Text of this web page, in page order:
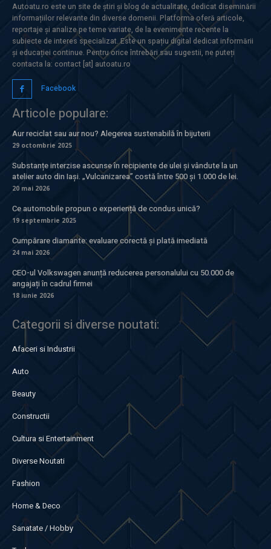
Autoatu.ro este un site de știri și blog de actualitate, dedicat diseminării
informațiilor relevante din diverse domenii. Platforma oferă articole,
reportaje și analize pe teme variate, de la evenimente recente la
subiecte de interes specializat. Este un spațiu digital dedicat informării
și educației continue. Pentru orice întrebări sau sugestii, ne puteți
contacta la: contact [at] autoatu.ro
Facebook
Articole populare:
Aur reciclat sau aur nou? Alegerea sustenabilă în bijuterii
29 octombrie 2025
Substanțe interzise ascunse în recipiente de ulei și vândute la un
atelier auto din Iași. „Vulcanizarea” costă între 500 și 1.000 de lei.
20 mai 2026
Ce automobile propun o experiență de condus unică?
19 septembrie 2025
Cumpărare diamante: evaluare corectă și plată imediată
24 mai 2026
CEO-ul Volkswagen anunță reducerea personalului cu 50.000 de
angajați în cadrul firmei
18 iunie 2026
Categorii si diverse noutati:
Afaceri si Industrii
Auto
Beauty
Constructii
Cultura si Entertainment
Diverse Noutati
Fashion
Home & Deco
Sanatate / Hobby